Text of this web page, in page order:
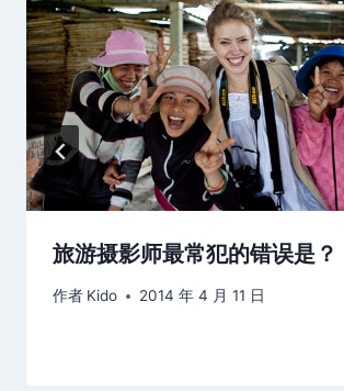
旅游摄影师最常犯的错误是？
作者 Kido 2014 年 4 月 11 日